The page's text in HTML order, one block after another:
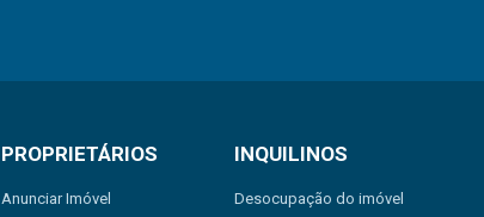
PROPRIETÁRIOS
Anunciar Imóvel
INQUILINOS
Desocupação do imóvel